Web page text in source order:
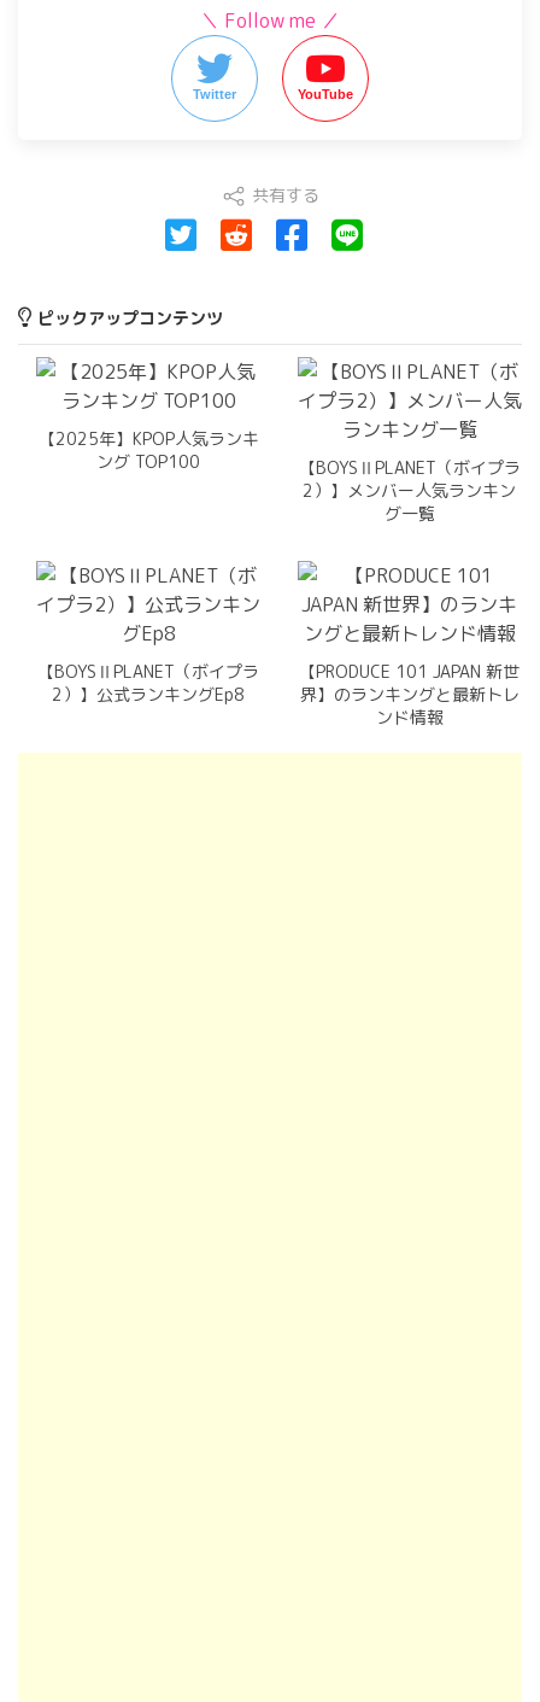
＼ Follow me ／
Twitter YouTube
共有する
ピックアップコンテンツ
【2025年】KPOP人気ランキ
ング TOP100
【BOYSⅡPLANET（ボイプラ
2）】メンバー人気ランキン
グ一覧
【BOYSⅡPLANET（ボイプラ
2）】公式ランキングEp8
【PRODUCE 101 JAPAN 新世
界】のランキングと最新トレ
ンド情報